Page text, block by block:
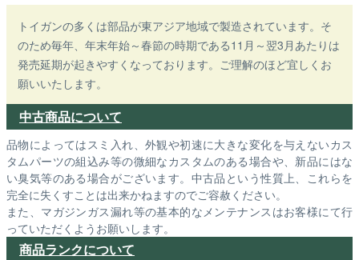
トイガンの多くは部品が東アジア地域で製造されています。そ
のため毎年、年末年始～春節の時期である11月～翌3月あたりは
発売延期が起きやすくなっております。ご理解のほど宜しくお
願いいたします。
中古商品について
品物によってはスミ入れ、外観や初速に大きな変化を与えないカス
タムパーツの組込み等の微細なカスタムのある場合や、新品にはな
い臭気等のある場合がございます。中古品という性質上、これらを
完全に失くすことは出来かねますのでご容赦ください。
また、マガジンガス漏れ等の基本的なメンテナンスはお客様にて行
っていただくようお願いします。
商品ランクについて